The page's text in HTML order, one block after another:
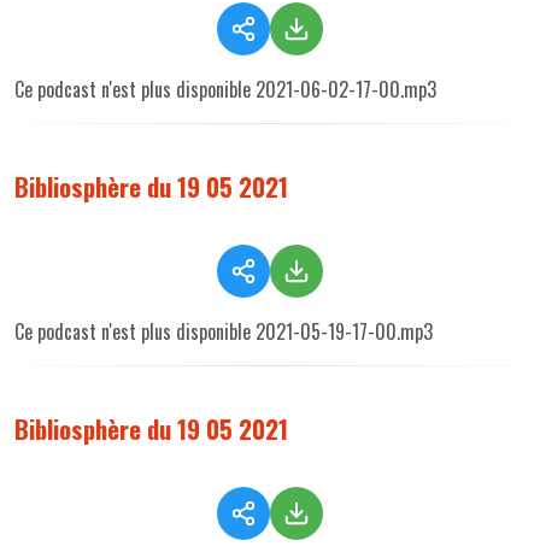
Ce podcast n'est plus disponible 2021-06-02-17-00.mp3
Bibliosphère du 19 05 2021
Ce podcast n'est plus disponible 2021-05-19-17-00.mp3
Bibliosphère du 19 05 2021